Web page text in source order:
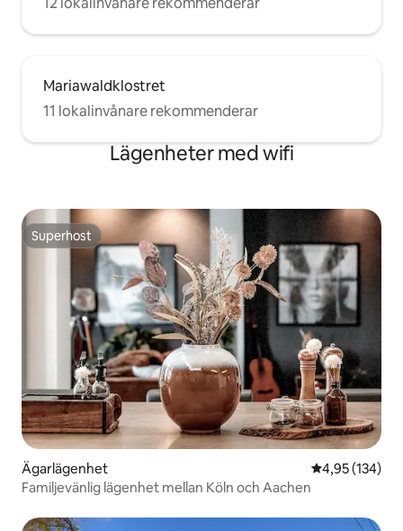
Mariawaldklostret
11 lokalinvånare rekommenderar
Lägenheter med wifi
Superhost
Superhost
Ägarlägenhet 4,95 av 5 i
4,95 (134)
Familjevänlig lägenhet mellan Köln och Aachen